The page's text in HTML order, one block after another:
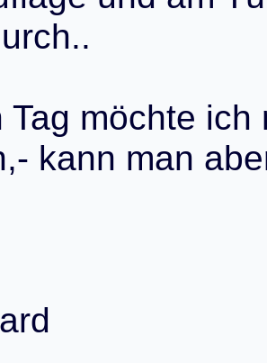
urch..
Tag möchte ich
,- kann man abe
ard